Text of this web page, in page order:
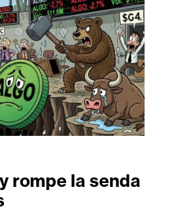
rompe la senda